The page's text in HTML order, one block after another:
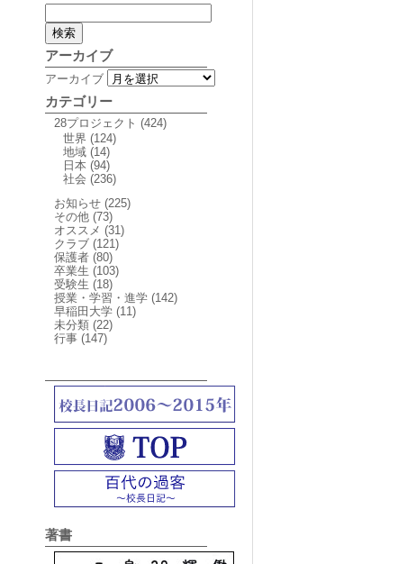
アーカイブ
アーカイブ
カテゴリー
28プロジェクト (424)
世界 (124)
地域 (14)
日本 (94)
社会 (236)
お知らせ (225)
その他 (73)
オススメ (31)
クラブ (121)
保護者 (80)
卒業生 (103)
受験生 (18)
授業・学習・進学 (142)
早稲田大学 (11)
未分類 (22)
行事 (147)
著書